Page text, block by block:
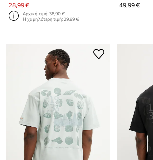
28,99 €
Αρχική τιμή:38,90 €
Η χαμηλότερη τιμή:29,99 €
49,99 €